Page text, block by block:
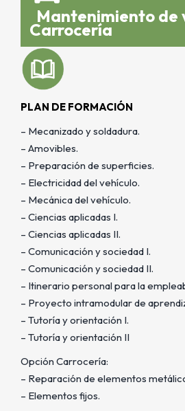
Mantenimiento de
Carrocería
PLAN DE FORMACIÓN
– Mecanizado y soldadura.
– Amovibles.
– Preparación de superficies.
– Electricidad del vehículo.
– Mecánica del vehículo.
– Ciencias aplicadas I.
– Ciencias aplicadas II.
– Comunicación y sociedad I.
– Comunicación y sociedad II.
– Itinerario personal para la
– Proyecto intramodular de
– Tutoría y orientación I.
– Tutoría y orientación II
Opción Carrocería:
– Reparación de elementos
– Elementos fijos.